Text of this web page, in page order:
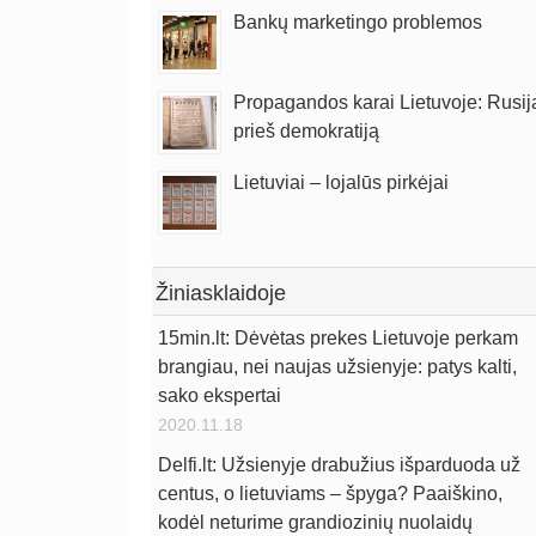
Bankų marketingo problemos
Propagandos karai Lietuvoje:
prieš demokratiją
Lietuviai – lojalūs pirkėjai
Žiniasklaidoje
15min.lt: Dėvėtas prekes Lietuvoje perkam
brangiau, nei naujas užsienyje: patys kalti,
sako ekspertai
2020.11.18
Delfi.lt: Užsienyje drabužius išparduoda už
centus, o lietuviams – špyga? Paaiškino,
kodėl neturime grandiozinių nuolaidų